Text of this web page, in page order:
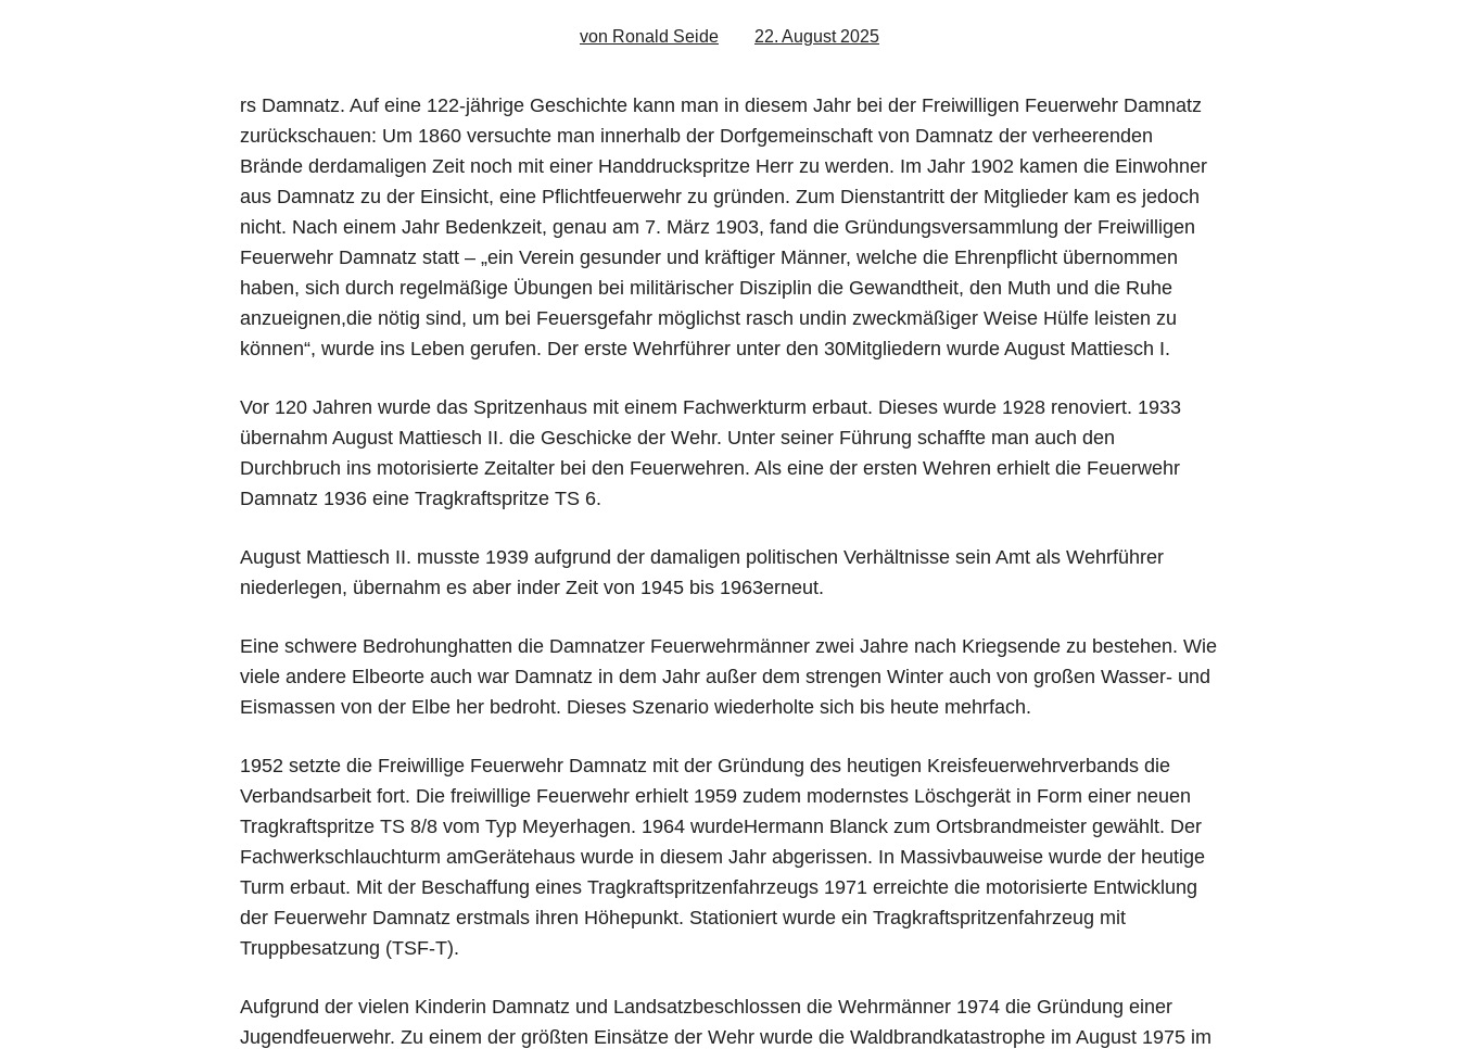
von Ronald Seide 22. August 2025
rs Damnatz. Auf eine 122-jährige Geschichte kann man in diesem Jahr bei der Freiwilligen Feuerwehr Damnatz
zurückschauen: Um 1860 versuchte man innerhalb der Dorfgemeinschaft von Damnatz der verheerenden
Brände derdamaligen Zeit noch mit einer Handdruckspritze Herr zu werden. Im Jahr 1902 kamen die Einwohner
aus Damnatz zu der Einsicht, eine Pflichtfeuerwehr zu gründen. Zum Dienstantritt der Mitglieder kam es jedoch
nicht. Nach einem Jahr Bedenkzeit, genau am 7. März 1903, fand die Gründungsversammlung der Freiwilligen
Feuerwehr Damnatz statt – „ein Verein gesunder und kräftiger Männer, welche die Ehrenpflicht übernommen
haben, sich durch regelmäßige Übungen bei militärischer Disziplin die Gewandtheit, den Muth und die Ruhe
anzueignen,die nötig sind, um bei Feuersgefahr möglichst rasch undin zweckmäßiger Weise Hülfe leisten zu
können“, wurde ins Leben gerufen. Der erste Wehrführer unter den 30Mitgliedern wurde August Mattiesch I.
Vor 120 Jahren wurde das Spritzenhaus mit einem Fachwerkturm erbaut. Dieses wurde 1928 renoviert. 1933
übernahm August Mattiesch II. die Geschicke der Wehr. Unter seiner Führung schaffte man auch den
Durchbruch ins motorisierte Zeitalter bei den Feuerwehren. Als eine der ersten Wehren erhielt die Feuerwehr
Damnatz 1936 eine Tragkraftspritze TS 6.
August Mattiesch II. musste 1939 aufgrund der damaligen politischen Verhältnisse sein Amt als Wehrführer
niederlegen, übernahm es aber inder Zeit von 1945 bis 1963erneut.
Eine schwere Bedrohunghatten die Damnatzer Feuerwehrmänner zwei Jahre nach Kriegsende zu bestehen. Wie
viele andere Elbeorte auch war Damnatz in dem Jahr außer dem strengen Winter auch von großen Wasser- und
Eismassen von der Elbe her bedroht. Dieses Szenario wiederholte sich bis heute mehrfach.
1952 setzte die Freiwillige Feuerwehr Damnatz mit der Gründung des heutigen Kreisfeuerwehrverbands die
Verbandsarbeit fort. Die freiwillige Feuerwehr erhielt 1959 zudem modernstes Löschgerät in Form einer neuen
Tragkraftspritze TS 8/8 vom Typ Meyerhagen. 1964 wurdeHermann Blanck zum Ortsbrandmeister gewählt. Der
Fachwerkschlauchturm amGerätehaus wurde in diesem Jahr abgerissen. In Massivbauweise wurde der heutige
Turm erbaut. Mit der Beschaffung eines Tragkraftspritzenfahrzeugs 1971 erreichte die motorisierte Entwicklung
der Feuerwehr Damnatz erstmals ihren Höhepunkt. Stationiert wurde ein Tragkraftspritzenfahrzeug mit
Truppbesatzung (TSF-T).
Aufgrund der vielen Kinderin Damnatz und Landsatzbeschlossen die Wehrmänner 1974 die Gründung einer
Jugendfeuerwehr. Zu einem der größten Einsätze der Wehr wurde die Waldbrandkatastrophe im August 1975 im